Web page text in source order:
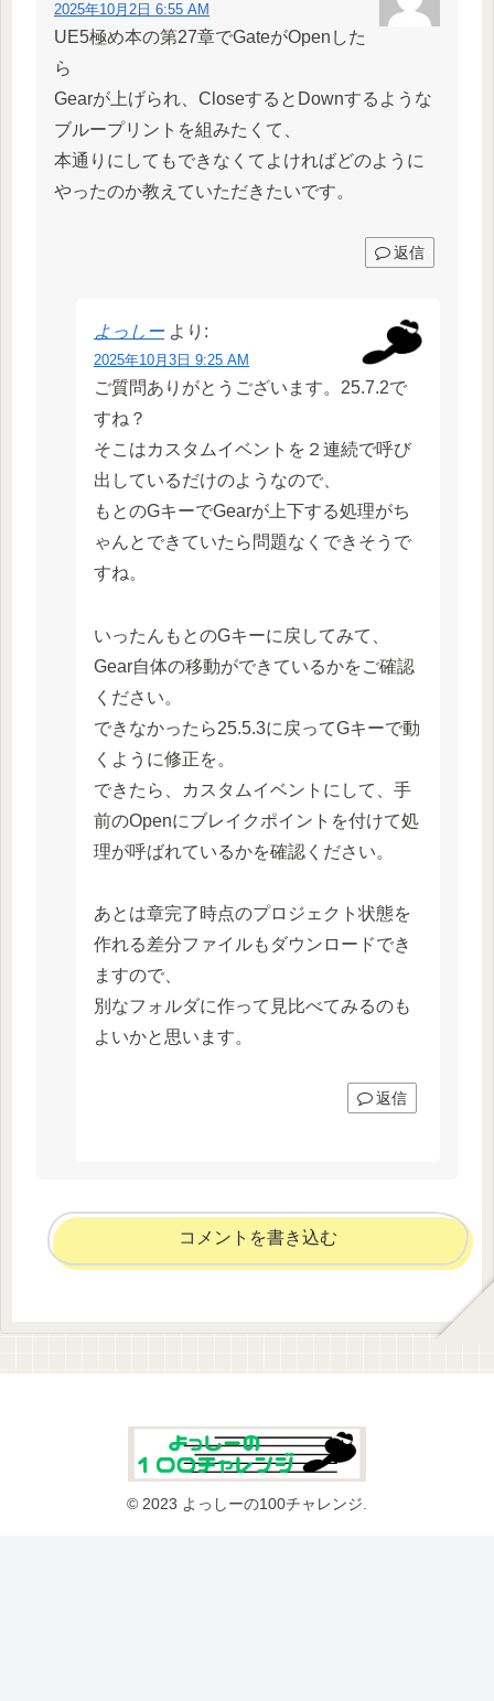
2025年10月2日 6:55 AM
UE5極め本の第27章でGateがOpenした
ら
Gearが上げられ、CloseするとDownするような
ブループリントを組みたくて、
本通りにしてもできなくてよければどのように
やったのか教えていただきたいです。
返信
よっしー より:
2025年10月3日 9:25 AM
ご質問ありがとうございます。25.7.2で
すね？
そこはカスタムイベントを２連続で呼び
出しているだけのようなので、
もとのGキーでGearが上下する処理がち
ゃんとできていたら問題なくできそうで
すね。
いったんもとのGキーに戻してみて、
Gear自体の移動ができているかをご確認
ください。
できなかったら25.5.3に戻ってGキーで動
くように修正を。
できたら、カスタムイベントにして、手
前のOpenにブレイクポイントを付けて処
理が呼ばれているかを確認ください。
あとは章完了時点のプロジェクト状態を
作れる差分ファイルもダウンロードでき
ますので、
別なフォルダに作って見比べてみるのも
よいかと思います。
返信
コメントを書き込む
© 2023 よっしーの100チャレンジ.